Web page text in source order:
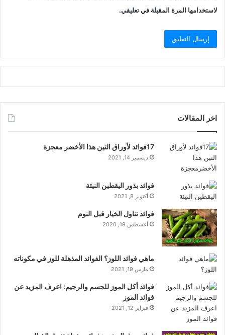
لاستخدامها المرة المقبلة في تعليقي.
اخر المقالات
17فوائد لأوراق التين هذا الأخضر معجزة
ديسمبر 14, 2021
فوائد بذور اليقطين النيئة
أكتوبر 8, 2021
فوائد تناول الخيار قبل النوم
أغسطس 19, 2020
ماهي فوائد اللوز؟ الفوائد المذهلة للوز في مكوناته
مارس 19, 2021
فوائد أكل الموز للجسم والرجيم: اعرف المزيد عن
فوائد الموز
فبراير 12, 2021